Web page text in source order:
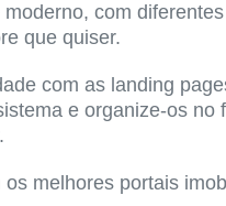
com
que quiser.
com as landing
e organize-os no
melhores portais